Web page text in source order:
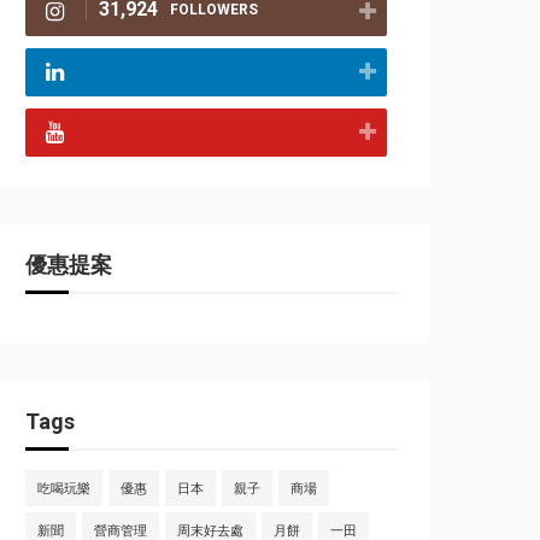
31,924 FOLLOWERS
優惠提案
Tags
吃喝玩樂 優惠 日本 親子 商場
新聞 營商管理 周末好去處 月餅 一田